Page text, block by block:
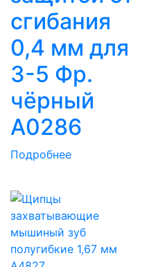
сгибания
0,4 мм для
3-5 Фр.
чёрный
A0286
Подробнее